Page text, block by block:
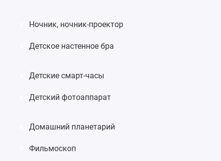
Ночник, ночник-проектор
Детское настенное бра
Детские смарт-часы
Детский фотоаппарат
Домашний планетарий
Фильмоскоп